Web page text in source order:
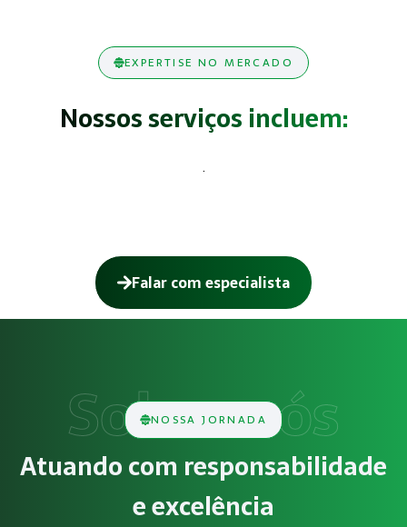
EXPERTISE NO MERCADO
Nossos serviços incluem:
.
Falar com especialista
Como funciona NR-12 – Segurança
Obrigatoriedade legal
Empresas que exercem atividades com exposição a riscos
Atendimento especializado
A Megatrab - Engenharia de Segurança do Trabalho
NOSSA JORNADA
Atuando com responsabilidade
e excelência